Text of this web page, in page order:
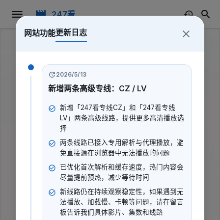
247看
2025湖南卫视小年夜春晚
网站功能更新日志
2026/5/13
新增两条高级专线：CZ / LV
新增「247看专线CZ」和「247看专线
LV」两条高级线路，提供更多高清播放选
择
两条线路已接入专用解析与代理播放，避
免直接源在浏览器中无法播放的问题
已优化首次解析和缓存速度，热门内容会
尽量提前预热，减少等待时间
新线路仍在持续观察稳定性，如果遇到无
法播放、加载慢、卡顿等问题，请在留言
板告诉我们具体影片、集数和线路